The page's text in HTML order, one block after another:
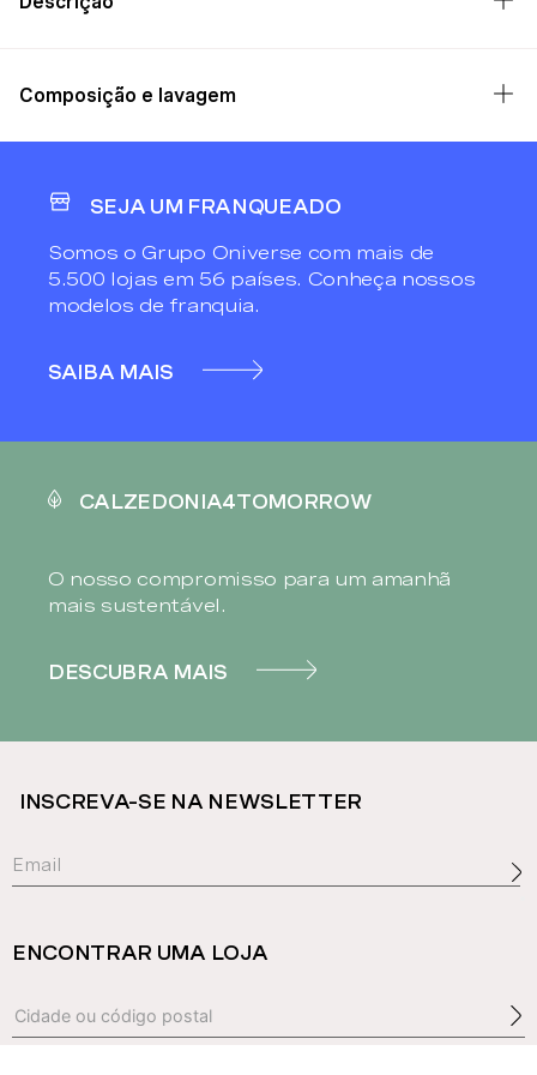
Composição e lavagem
SEJA UM FRANQUEADO
Somos o Grupo Oniverse com mais de
5.500 lojas em 56 países. Conheça nossos
modelos de franquia.
SAIBA MAIS
CALZEDONIA4TOMORROW
O nosso compromisso para um amanhã
mais sustentável.
DESCUBRA MAIS
INSCREVA-SE NA NEWSLETTER
ENCONTRAR UMA LOJA